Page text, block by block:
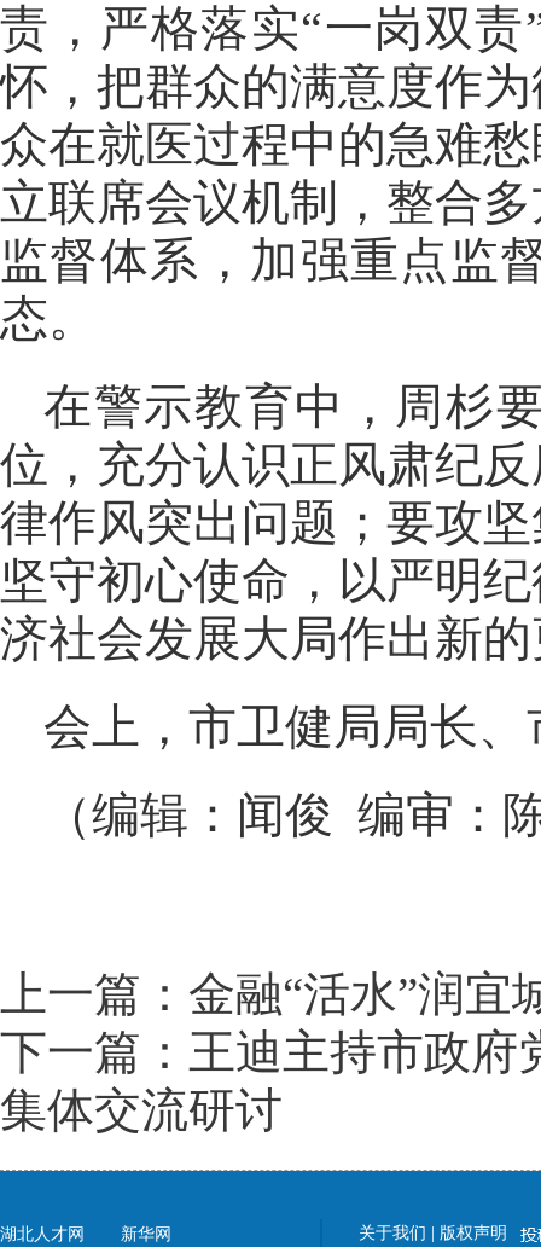
责，严格落实“一岗双
怀，把群众的满意度作
众在就医过程中的急难
立联席会议机制，整合
监督体系，加强重点监
态。
在警示教育中，周杉
位，充分认识正风肃纪
律作风突出问题；要攻
坚守初心使命，以严明
济社会发展大局作出新
会上，市卫健局局长
（编辑：闻俊 编审：
上一篇：金融“活水”润
下一篇：王迪主持市政府
集体交流研讨
湖北人才网 新华网 关于我们 版权声明